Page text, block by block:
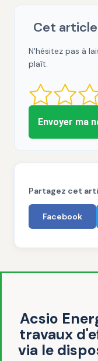
Cet
N'hésitez pas à
plaît.
Envoyer ma
Partagez cet
Facebook
Acsio
travaux
via le